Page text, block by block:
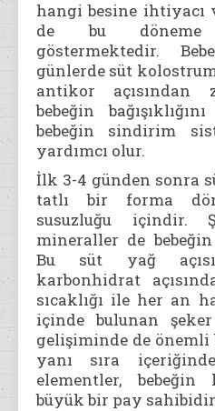
hangi besine
de bu döneme
göstermektedir.
günlerde süt
antikor açısından
bebeğin
bebeğin sindirim
yardımcı olur.
İlk 3-4 günden sonra
tatlı bir forma
susuzluğu içindir.
mineraller de
Bu süt yağ
karbonhidrat
sıcaklığı ile her an
içinde bulunan
gelişiminde de
yanı sıra
elementler,
büyük bir pay